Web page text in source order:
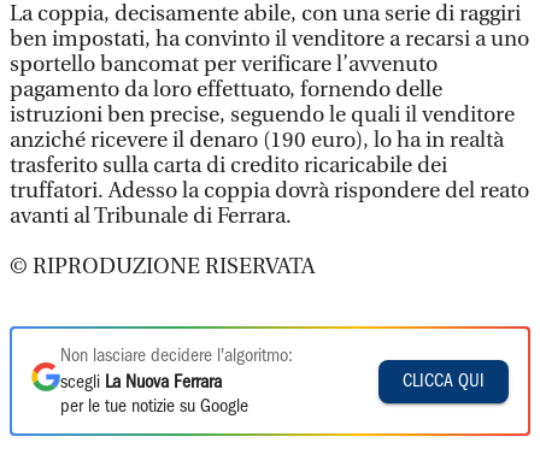
La coppia, decisamente abile, con una serie di raggiri
ben impostati, ha convinto il venditore a recarsi a uno
sportello bancomat per verificare l’avvenuto
pagamento da loro effettuato, fornendo delle
istruzioni ben precise, seguendo le quali il venditore
anziché ricevere il denaro (190 euro), lo ha in realtà
trasferito sulla carta di credito ricaricabile dei
truffatori. Adesso la coppia dovrà rispondere del reato
avanti al Tribunale di Ferrara.
© RIPRODUZIONE RISERVATA
Non lasciare decidere l'algoritmo:
scegli La Nuova Ferrara
per le tue notizie su Google
CLICCA QUI